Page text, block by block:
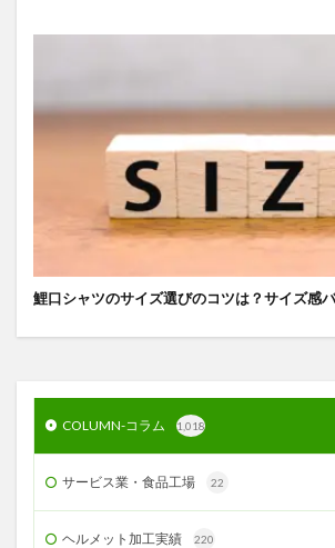
鯉口シャツのサイズ選びのコツは？サイズ感
COLUMN-コラム 1,018
サービス業・食品工場 22
ヘルメット加工実績 220